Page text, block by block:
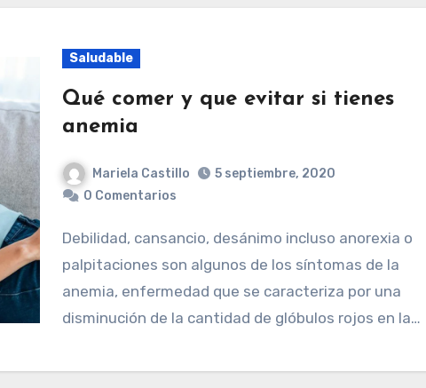
Saludable
Qué comer y que evitar si tienes
anemia
Mariela Castillo
5 septiembre, 2020
0 Comentarios
Debilidad, cansancio, desánimo incluso anorexia o
palpitaciones son algunos de los síntomas de la
anemia, enfermedad que se caracteriza por una
disminución de la cantidad de glóbulos rojos en la…